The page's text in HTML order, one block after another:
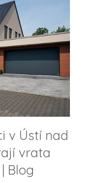
v Ústí nad
vrata
| Blog